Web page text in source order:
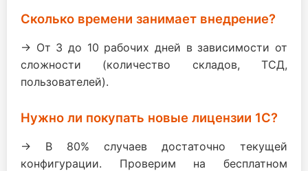
Сколько времени занимает внедрение?
→ От 3 до 10 рабочих дней в зависимости от
сложности (количество складов, ТСД,
пользователей).
Нужно ли покупать новые лицензии 1С?
→ В 80% случаев достаточно текущей
конфигурации. Проверим на бесплатном